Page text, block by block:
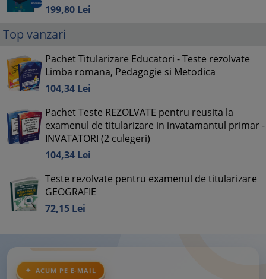
199,80 Lei
Top vanzari
Pachet Titularizare Educatori - Teste rezolvate
Limba romana, Pedagogie si Metodica
104,34 Lei
Pachet Teste REZOLVATE pentru reusita la
examenul de titularizare in invatamantul primar -
INVATATORI (2 culegeri)
104,34 Lei
Teste rezolvate pentru examenul de titularizare
GEOGRAFIE
72,15 Lei
ACUM PE E-MAIL